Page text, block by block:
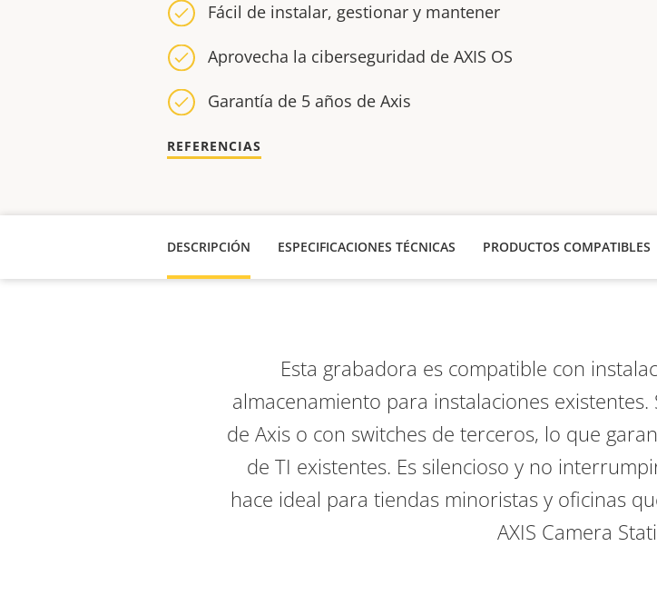
Fácil de instalar, gestionar y mantener
Aprovecha la ciberseguridad de AXIS OS
Garantía de 5 años de Axis
REFERENCIAS
DESCRIPCIÓN ESPECIFICACIONES TÉCNICAS PRODUCTOS COMPATIBLES
Esta grabadora es compatible con
almacenamiento para instalaciones
de Axis o con switches de terceros, lo que
de TI existentes. Es silencioso y no
hace ideal para tiendas minoristas y oficinas
AXIS Camera